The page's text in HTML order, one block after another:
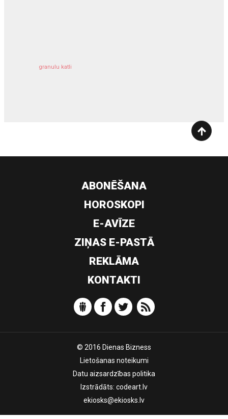
granulu katli
ABONĒŠANA
HOROSKOPI
E-AVĪZE
ZIŅAS E-PASTĀ
REKLĀMA
KONTAKTI
© 2016 Dienas Bizness
Lietošanas noteikumi
Datu aizsardzības politika
Izstrādāts: codeart.lv
ekiosks@ekiosks.lv